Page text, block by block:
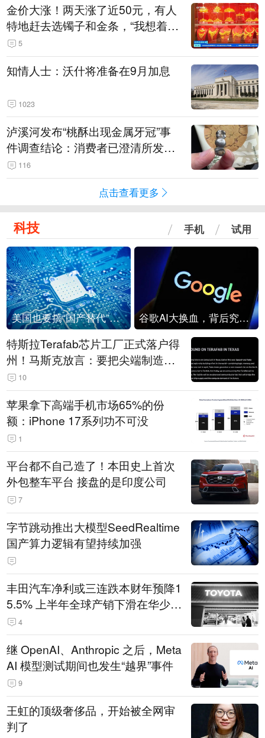
金价大涨！两天涨了近50元，有人
特地赶去选镯子和金条，“我想着买
起来可以保值，小批量进一些货”
5
知情人士：沃什将准备在9月加息
1023
泸溪河发布“桃酥出现金属牙冠”事
件调查结论：消费者已澄清所发视
频情况不属实
116
点击查看更多
科技 手机 试用
美国也要搞“国产替代”？先算清三笔账 谷歌AI大换血，背后究竟发生了什么？
特斯拉Terafab芯片工厂正式落户得
州！马斯克放言：要把尖端制造带
回美国
10
苹果拿下高端手机市场65%的份
额：iPhone 17系列功不可没
1
平台都不自己造了！本田史上首次
外包整车平台 接盘的是印度公司
7
字节跳动推出大模型SeedRealtime
国产算力逻辑有望持续加强
丰田汽车净利或三连跌本财年预降1
5.5% 上半年全球产销下滑在华少卖
14.3万辆
4
继 OpenAI、Anthropic 之后，Meta
AI 模型测试期间也发生“越界”事件
9
王虹的顶级奢侈品，开始被全网审
判了